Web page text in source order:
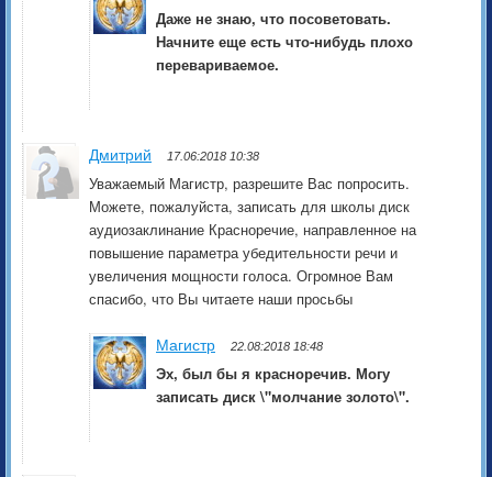
Даже не знаю, что посоветовать.
Начните еще есть что-нибудь плохо
перевариваемое.
Дмитрий 17.06:2018 10:38
Уважаемый Магистр, разрешите Вас попросить.
Можете, пожалуйста, записать для школы диск
аудиозаклинание Красноречие, направленное на
повышение параметра убедительности речи и
увеличения мощности голоса. Огромное Вам
спасибо, что Вы читаете наши просьбы
Магистр 22.08:2018 18:48
Эх, был бы я красноречив. Могу
записать диск \"молчание золото\".